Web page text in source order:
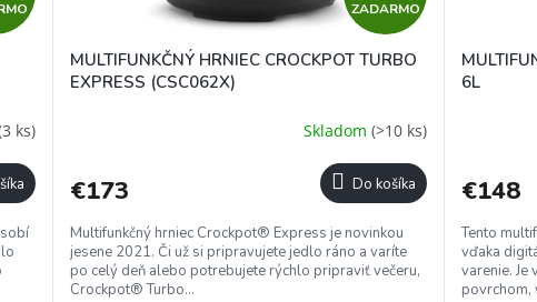
A
A
R
M
ks)
A
D
A
R
M
O
ZADARMO
MULTIFUNKČNÝ HRNIEC CROCKPOT TURBO
EXPRESS (CSC062X)
Skladom(>10 ks)
€173 Do košíka
Multifunkčný hrniec Crockpot® Express je novinkou
jesene 2021. Či už si pripravujete jedlo ráno a varíte
po celý deň alebo potrebujete rýchlo pripraviť večeru,
Crockpot® Turbo...
6L
€148
Tento
vďaka
varenie. Je
povrchom,